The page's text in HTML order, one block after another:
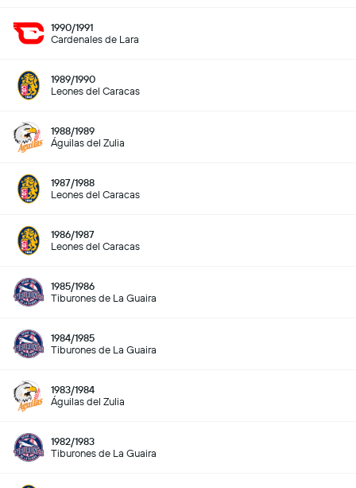
1990/1991
Cardenales de Lara
1989/1990
Leones del Caracas
1988/1989
Águilas del Zulia
1987/1988
Leones del Caracas
1986/1987
Leones del Caracas
1985/1986
Tiburones de La Guaira
1984/1985
Tiburones de La Guaira
1983/1984
Águilas del Zulia
1982/1983
Tiburones de La Guaira